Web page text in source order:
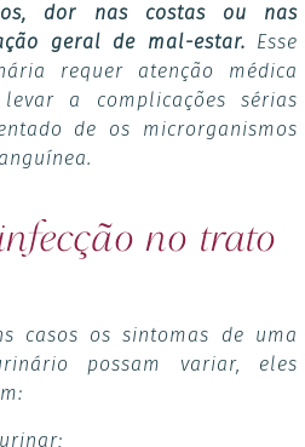
dor nas costas ou nas
geral de mal-estar. Esse
requer atenção médica
a complicações sérias
de os microrganismos
no trato
casos os sintomas de uma
possam variar, eles